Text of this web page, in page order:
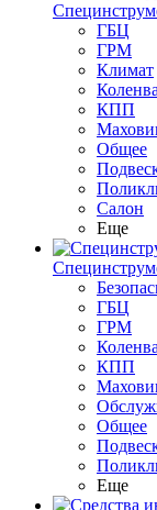
ГБЦ
ГРМ
Климат
КПП
Общее
Салон
Еще
ГБЦ
ГРМ
КПП
Общее
Еще